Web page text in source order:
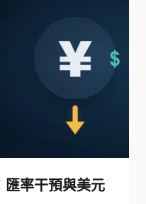
匯率干預與美元